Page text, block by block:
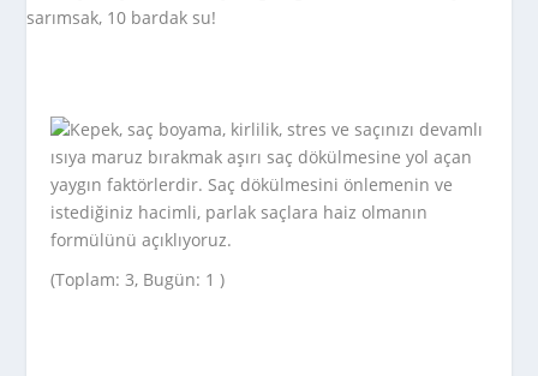
Kepek, saç boyama, kirlilik, stres ve saçınızı devamlı
ısıya maruz bırakmak aşırı saç dökülmesine yol açan
yaygın faktörlerdir. Saç dökülmesini önlemenin ve
istediğiniz hacimli, parlak saçlara haiz olmanın
formülünü açıklıyoruz.
(Toplam: 3, Bugün: 1 )